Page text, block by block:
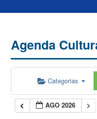
Agenda
Categorias
AGO 2026